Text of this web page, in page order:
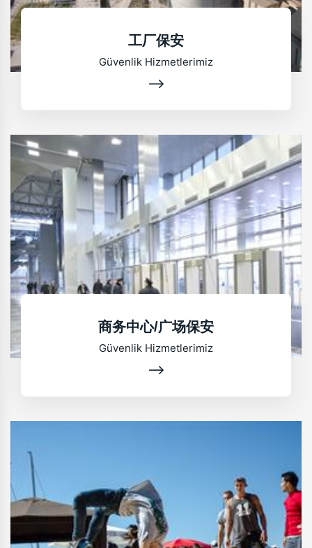
工厂保安
Güvenlik Hizmetlerimiz
商务中心/广场保安
Güvenlik Hizmetlerimiz